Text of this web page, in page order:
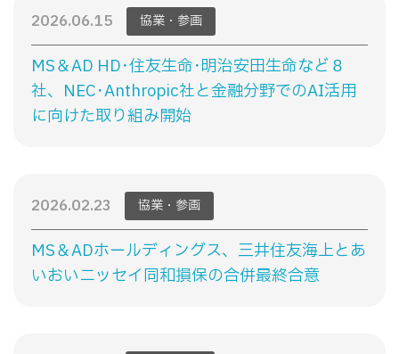
2026.06.15 協業・参画
MS＆AD HD･住友生命･明治安田生命など８
社、NEC･Anthropic社と金融分野でのAI活用
に向けた取り組み開始
2026.02.23 協業・参画
MS＆ADホールディングス、三井住友海上とあ
いおいニッセイ同和損保の合併最終合意